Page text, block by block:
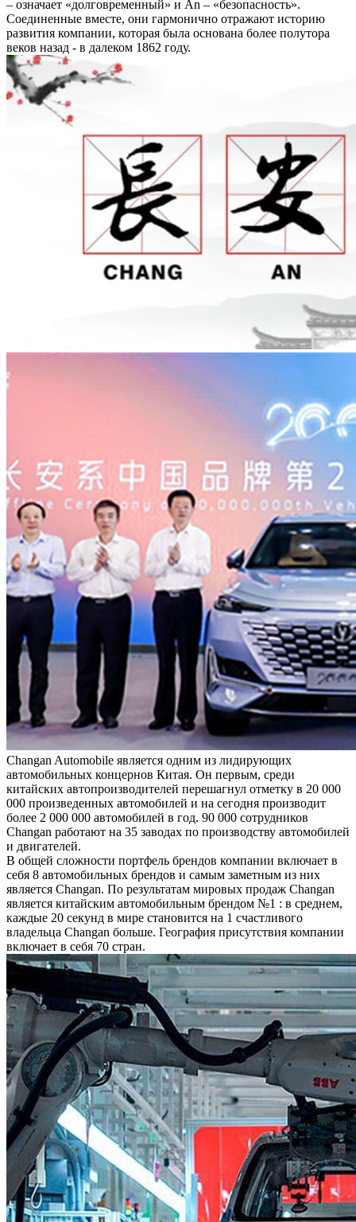
– означает «долговременный» и An – «безопасность».
Соединенные вместе, они гармонично отражают историю
развития компании, которая была основана более полутора
веков назад - в далеком 1862 году.
Changan Automobile является одним из лидирующих
автомобильных концернов Китая. Он первым, среди
китайских автопроизводителей перешагнул отметку в 20 000
000 произведенных автомобилей и на сегодня производит
более 2 000 000 автомобилей в год. 90 000 сотрудников
Changan работают на 35 заводах по производству автомобилей
и двигателей.
В общей сложности портфель брендов компании включает в
себя 8 автомобильных брендов и самым заметным из них
является Changan. По результатам мировых продаж Changan
является китайским автомобильным брендом №1 : в среднем,
каждые 20 секунд в мире становится на 1 счастливого
владельца Changan больше. География присутствия компании
включает в себя 70 стран.